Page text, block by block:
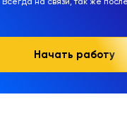
Начать работу